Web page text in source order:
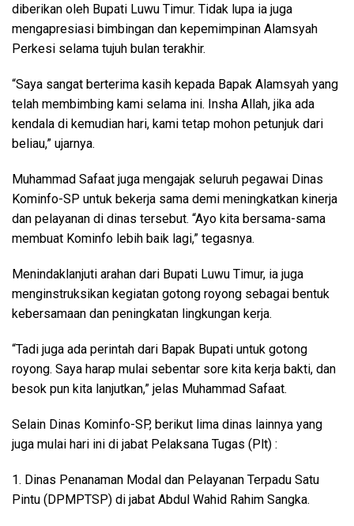
diberikan oleh Bupati Luwu Timur. Tidak lupa ia juga
mengapresiasi bimbingan dan kepemimpinan Alamsyah
Perkesi selama tujuh bulan terakhir.
“Saya sangat berterima kasih kepada Bapak Alamsyah yang
telah membimbing kami selama ini. Insha Allah, jika ada
kendala di kemudian hari, kami tetap mohon petunjuk dari
beliau,” ujarnya.
Muhammad Safaat juga mengajak seluruh pegawai Dinas
Kominfo-SP untuk bekerja sama demi meningkatkan kinerja
dan pelayanan di dinas tersebut. “Ayo kita bersama-sama
membuat Kominfo lebih baik lagi,” tegasnya.
Menindaklanjuti arahan dari Bupati Luwu Timur, ia juga
menginstruksikan kegiatan gotong royong sebagai bentuk
kebersamaan dan peningkatan lingkungan kerja.
“Tadi juga ada perintah dari Bapak Bupati untuk gotong
royong. Saya harap mulai sebentar sore kita kerja bakti, dan
besok pun kita lanjutkan,” jelas Muhammad Safaat.
Selain Dinas Kominfo-SP, berikut lima dinas lainnya yang
juga mulai hari ini di jabat Pelaksana Tugas (Plt) :
1. Dinas Penanaman Modal dan Pelayanan Terpadu Satu
Pintu (DPMPTSP) di jabat Abdul Wahid Rahim Sangka.